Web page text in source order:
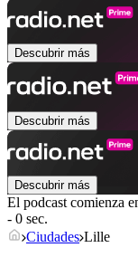
Descubrir más
Descubrir más
Descubrir más
El podcast comienza
- 0 sec.
Ciudades Lille